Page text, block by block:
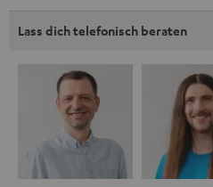
Lass dich telefonisch beraten